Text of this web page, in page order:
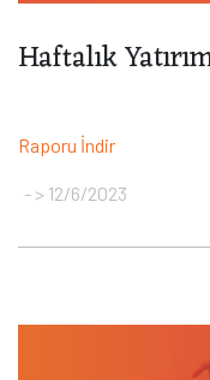
Haftalık
Raporu İndir
> 12/6/2023